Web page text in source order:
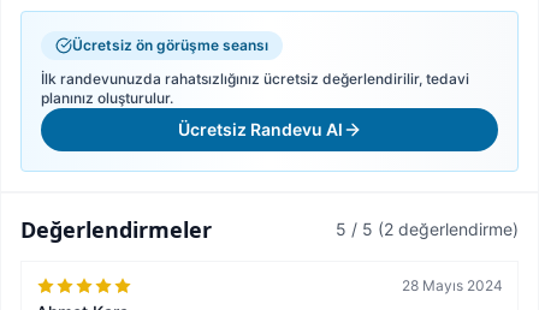
Ücretsiz ön görüşme seansı
İlk randevunuzda rahatsızlığınız ücretsiz değerlendirilir, tedavi
planınız oluşturulur.
Ücretsiz Randevu Al
Değerlendirmeler 5 / 5 (2 değerlendirme)
28 Mayıs 2024